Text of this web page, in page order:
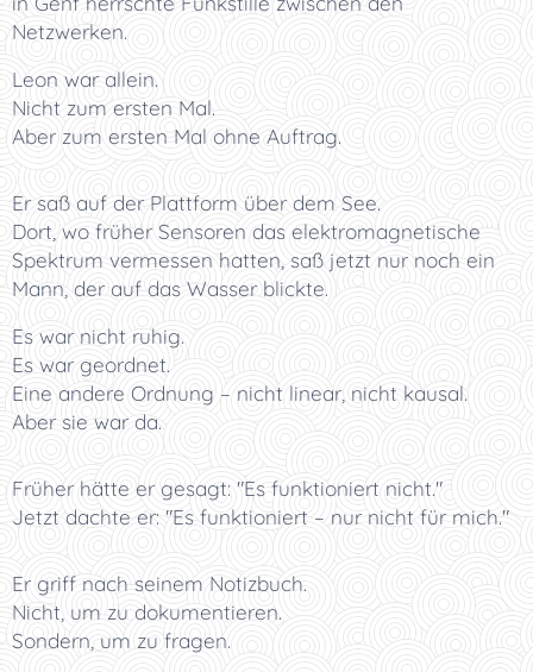
Netzwerken.
Leon war allein.
Nicht zum ersten Mal.
Aber zum ersten Mal ohne Auftrag.
Er saß auf der Plattform über dem See.
Dort, wo früher Sensoren das elektromagnetische
Spektrum vermessen hatten, saß jetzt nur noch ein
Mann, der auf das Wasser blickte.
Es war nicht ruhig.
Es war geordnet.
Eine andere Ordnung – nicht linear, nicht kausal.
Aber sie war da.
Früher hätte er gesagt: "Es funktioniert nicht."
Jetzt dachte er: "Es funktioniert – nur nicht für mich."
Er griff nach seinem Notizbuch.
Nicht, um zu dokumentieren.
Sondern, um zu fragen.